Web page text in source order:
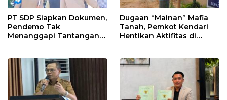
PT SDP Siapkan Dokumen,
Pendemo Tak
Menanggapi Tantangan
Dugaan “Mainan” Mafia
Tanah, Pemkot Kendari
Hentikan Aktifitas di